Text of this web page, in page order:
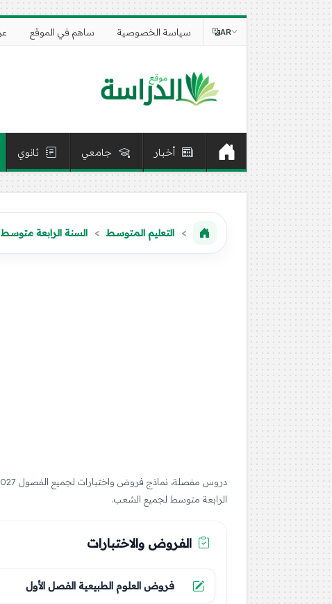
سياسة الخصوصية ساهم في الموقع AR
أخبار جامعي ثانوي
التعليم المتوسط السنة الرابعة متوسط
الرابعة متوسط لجميع الشعب.
الفروض والاختبارات
فروض العلوم الطبيعية الفصل الأول